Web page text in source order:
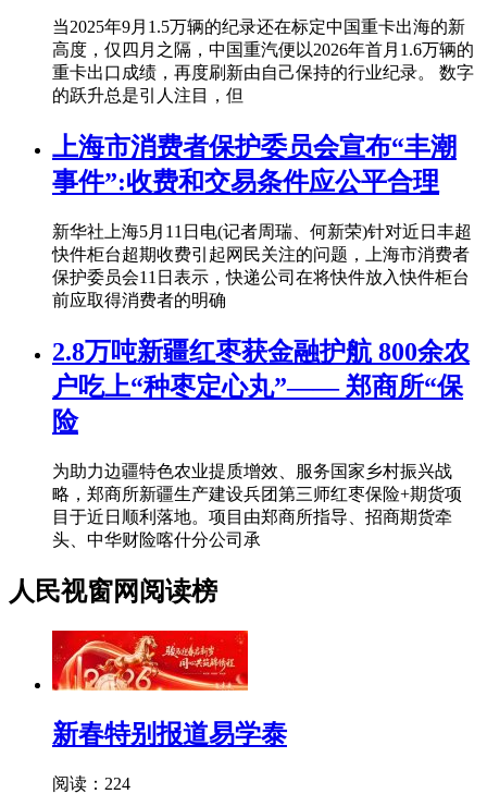
当2025年9月1.5万辆的纪录还在标定中国重卡出海的新
高度，仅四月之隔，中国重汽便以2026年首月1.6万辆的
重卡出口成绩，再度刷新由自己保持的行业纪录。 数字
的跃升总是引人注目，但
上海市消费者保护委员会宣布“丰潮
事件”:收费和交易条件应公平合理
新华社上海5月11日电(记者周瑞、何新荣)针对近日丰超
快件柜台超期收费引起网民关注的问题，上海市消费者
保护委员会11日表示，快递公司在将快件放入快件柜台
前应取得消费者的明确
2.8万吨新疆红枣获金融护航 800余农
户吃上“种枣定心丸”—— 郑商所“保
险
为助力边疆特色农业提质增效、服务国家乡村振兴战
略，郑商所新疆生产建设兵团第三师红枣保险+期货项
目于近日顺利落地。项目由郑商所指导、招商期货牵
头、中华财险喀什分公司承
人民视窗网阅读榜
新春特别报道易学泰
阅读：224